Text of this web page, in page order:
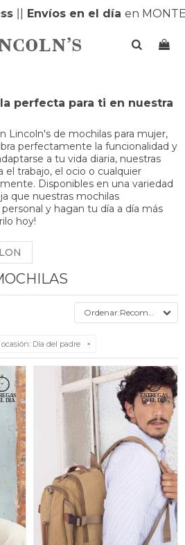
||Envíos en el díaen
perfecta para ti en nuestra
Lincoln's de mochilas para mujer,
perfectamente la funcionalidad y
a tu vida diaria, nuestras
el trabajo, el ocio o cualquier
Disponibles en una variedad
que nuestras mochilas
y hagan tu día a día más
hoy!
Recomendados
Día del padre